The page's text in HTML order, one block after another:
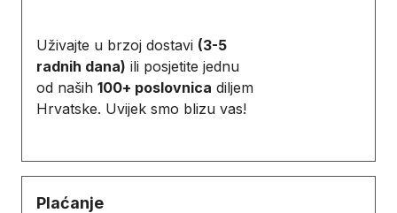
Uživajte u brzoj dostavi (3-5
radnih dana) ili posjetite jednu
od naših 100+ poslovnica diljem
Hrvatske. Uvijek smo blizu vas!
Plaćanje